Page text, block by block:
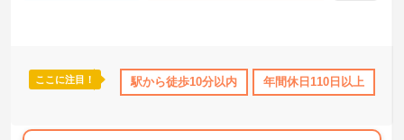
託児所・育児補助 日勤のみ 年間休日110日以上
ここに注目！ 駅から徒歩10分以内 年間休日110日以上